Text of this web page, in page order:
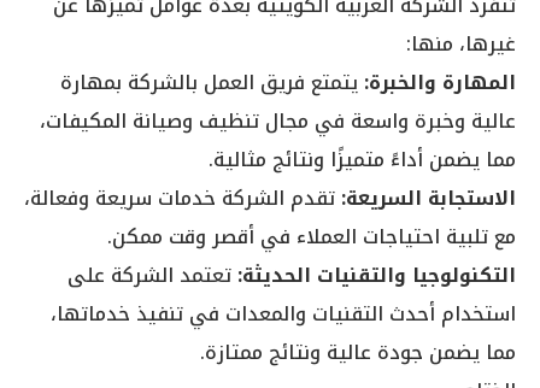
غيرها، منها:
المهارة والخبرة:يتمتع فريق العمل بالشركة بمهارة
عالية وخبرة واسعة في مجال تنظيف وصيانة المكيفات،
مما يضمن أداءً متميزًا ونتائج مثالية.
الاستجابة السريعة:تقدم الشركة خدمات سريعة وفعالة،
مع تلبية احتياجات العملاء في أقصر وقت ممكن.
التكنولوجيا والتقنيات الحديثة:تعتمد الشركة على
استخدام أحدث التقنيات والمعدات في تنفيذ خدماتها،
مما يضمن جودة عالية ونتائج ممتازة.